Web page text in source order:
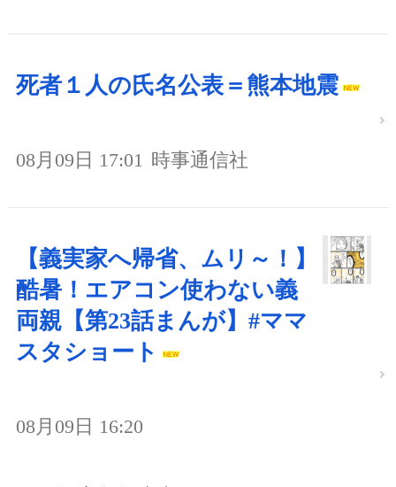
死者１人の氏名公表＝熊本地震
08月09日 17:01 時事通信社
【義実家へ帰省、ムリ～！】
酷暑！エアコン使わない義
両親【第23話まんが】#ママ
スタショート
08月09日 16:20